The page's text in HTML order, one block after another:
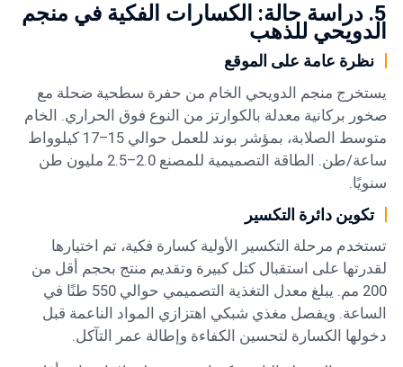
5. دراسة حالة: الكسارات الفكية في منجم
الدويحي للذهب
نظرة عامة على الموقع
يستخرج منجم الدويحي الخام من حفرة سطحية ضحلة مع
صخور بركانية معدلة بالكوارتز من النوع فوق الحراري. الخام
متوسط الصلابة، بمؤشر بوند للعمل حوالي 15–17 كيلوواط
ساعة/طن. الطاقة التصميمية للمصنع 2.0–2.5 مليون طن
سنويًا.
تكوين دائرة التكسير
تستخدم مرحلة التكسير الأولية كسارة فكية، تم اختيارها
لقدرتها على استقبال كتل كبيرة وتقديم منتج بحجم أقل من
200 مم. يبلغ معدل التغذية التصميمي حوالي 550 طنًا في
الساعة. ويفصل مغذي شبكي اهتزازي المواد الناعمة قبل
دخولها الكسارة لتحسين الكفاءة وإطالة عمر التآكل.